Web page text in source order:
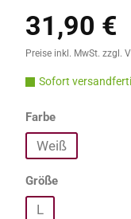
Regulärer Preis:
31,90 €
Preise inkl. MwSt. zzgl.
Sofort
Farbeauswählen
Weiß
Größeauswählen
L